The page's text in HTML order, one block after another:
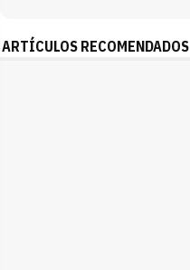
ARTÍCULOS RECOMENDADOS